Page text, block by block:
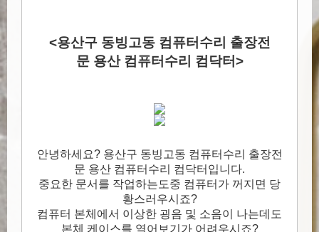
<용산구 동빙고동 컴퓨터수리 출장전
문 용산 컴퓨터수리 컴닥터>
안녕하세요? 용산구 동빙고동 컴퓨터수리 출장전
문 용산 컴퓨터수리 컴닥터입니다.
중요한 문서를 작업하는도중 컴퓨터가 꺼지면 당
황스러우시죠?
컴퓨터 본체에서 이상한 굉음 및 소음이 나는데도
본체 케이스를 열어보기가 어려우시죠?